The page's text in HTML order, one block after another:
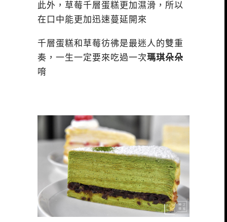
此外，草莓千層蛋糕更加濕滑，所以
在口中能更加迅速蔓延開來
千層蛋糕和草莓彷彿是最迷人的雙重
奏，一生一定要來吃過一次瑪琪朵朵
唷